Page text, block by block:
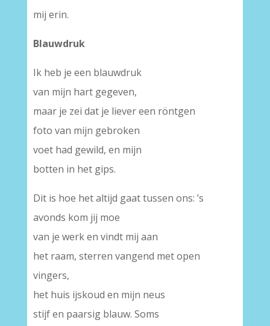
mij erin.
Blauwdruk
Ik heb je een blauwdruk
van mijn hart gegeven,
maar je zei dat je liever een röntgen
foto van mijn gebroken
voet had gewild, en mijn
botten in het gips.
Dit is hoe het altijd gaat tussen ons: ’s
avonds kom jij moe
van je werk en vindt mij aan
het raam, sterren vangend met open
vingers,
het huis ijskoud en mijn neus
stijf en paarsig blauw. Soms